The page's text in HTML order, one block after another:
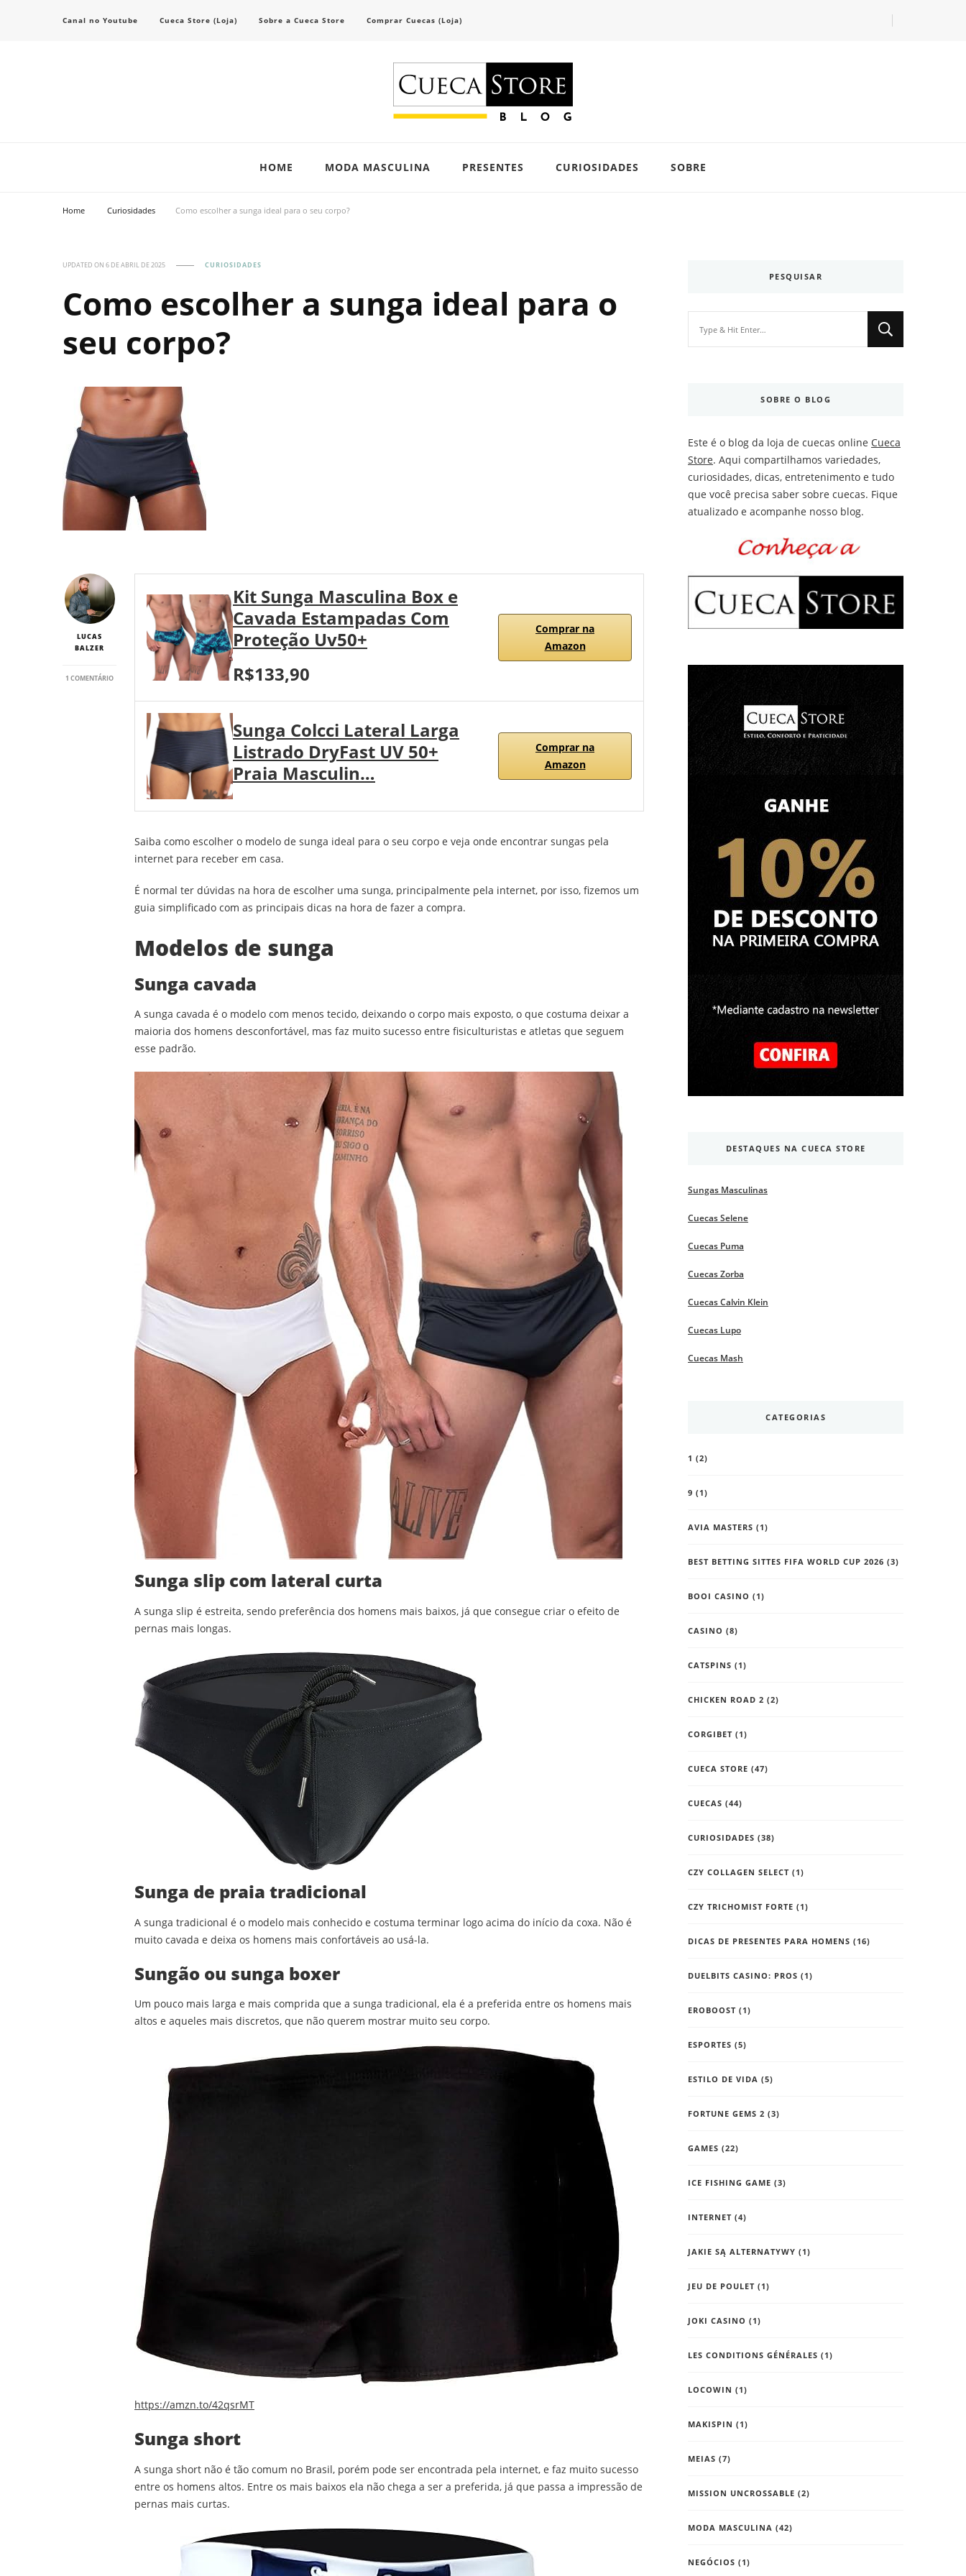
Canal no Youtube Cueca Store (Loja) Sobre a Cueca Store Comprar Cuecas (Loja)
HOME MODA MASCULINA PRESENTES CURIOSIDADES SOBRE
Home Curiosidades Como escolher a sunga ideal para o seu corpo?
UPDATED ON 6 DE ABRIL DE 2025 CURIOSIDADES
Como escolher a sunga ideal para o
seu corpo?
LUCAS
BALZER
1 COMENTÁRIOEM
ESCOLHER
Kit Sunga Masculina Box e
Cavada Estampadas Com
Proteção Uv50+
R$133,90
Comprar na
Amazon
Sunga Colcci Lateral Larga
Listrado DryFast UV 50+
Praia Masculin…
Comprar na
Amazon
Saiba como escolher o modelo de sunga ideal para o seu corpo e veja onde encontrar sungas pela
internet para receber em casa.
É normal ter dúvidas na hora de escolher uma sunga, principalmente pela internet, por isso, fizemos um
guia simplificado com as principais dicas na hora de fazer a compra.
Modelos de sunga
Sunga cavada
A sunga cavada é o modelo com menos tecido, deixando o corpo mais exposto, o que costuma deixar a
maioria dos homens desconfortável, mas faz muito sucesso entre fisiculturistas e atletas que seguem
esse padrão.
Sunga slip com lateral curta
A sunga slip é estreita, sendo preferência dos homens mais baixos, já que consegue criar o efeito de
pernas mais longas.
Sunga de praia tradicional
A sunga tradicional é o modelo mais conhecido e costuma terminar logo acima do início da coxa. Não é
muito cavada e deixa os homens mais confortáveis ao usá-la.
Sungão ou sunga boxer
Um pouco mais larga e mais comprida que a sunga tradicional, ela é a preferida entre os homens mais
altos e aqueles mais discretos, que não querem mostrar muito seu corpo.
https://amzn.to/42qsrMT
Sunga short
A sunga short não é tão comum no Brasil, porém pode ser encontrada pela internet, e faz muito sucesso
entre os homens altos. Entre os mais baixos ela não chega a ser a preferida, já que passa a impressão de
pernas mais curtas.
PESQUISAR
SOBRE O BLOG
Este é o blog da loja de cuecas online Cueca
Store. Aqui compartilhamos variedades,
curiosidades, dicas, entretenimento e tudo
que você precisa saber sobre cuecas. Fique
atualizado e acompanhe nosso blog.
DESTAQUES NA CUECA STORE
Sungas Masculinas
Cuecas Selene
Cuecas Puma
Cuecas Zorba
Cuecas Calvin Klein
Cuecas Lupo
Cuecas Mash
CATEGORIAS
1 (2)
9 (1)
AVIA MASTERS (1)
BEST BETTING SITTES FIFA WORLD CUP 2026 (3)
BOOI CASINO (1)
CASINO (8)
CATSPINS (1)
CHICKEN ROAD 2 (2)
CORGIBET (1)
CUECA STORE (47)
CUECAS (44)
CURIOSIDADES (38)
CZY COLLAGEN SELECT (1)
CZY TRICHOMIST FORTE (1)
DICAS DE PRESENTES PARA HOMENS (16)
DUELBITS CASINO: PROS (1)
EROBOOST (1)
ESPORTES (5)
ESTILO DE VIDA (5)
FORTUNE GEMS 2 (3)
GAMES (22)
ICE FISHING GAME (3)
INTERNET (4)
JAKIE SĄ ALTERNATYWY (1)
JEU DE POULET (1)
JOKI CASINO (1)
LES CONDITIONS GÉNÉRALES (1)
LOCOWIN (1)
MAKISPIN (1)
MEIAS (7)
MISSION UNCROSSABLE (2)
MODA MASCULINA (42)
NEGÓCIOS (1)